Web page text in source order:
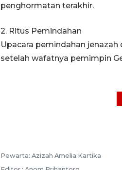
penghormatan terakhir.
2. Ritus Pemindahan
Upacara pemindahan
setelah wafatnya pemimpin
Pewarta: Azizah Amelia Kartika